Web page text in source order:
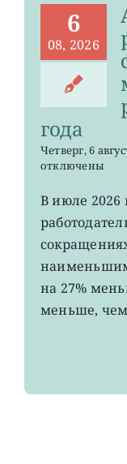
6
08, 2026
года
Четверг, 6
отключены
В июле 2026
наименьшим
на 27%
меньше,